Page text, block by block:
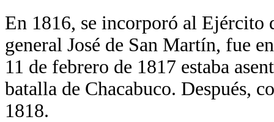
En 1816, se incorporó al Ejército
general José de San Martín, fue
11 de febrero de 1817 estaba
batalla de Chacabuco. Después,
1818.